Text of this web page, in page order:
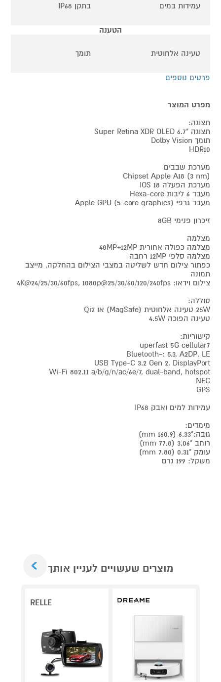
עמידות במים בתקן IP68
הטענה
טעינה אלחוטית תומך
פרטים נוספים
מפרט המוצר
תצוגה:
תצוגה "6.7 Super Retina XDR OLED
תומך Dolby Vision
HDR10
מערכת שבבים
Chipset Apple A18 (3 nm)
מערכת הפעלה IOS 18
מעבד 6 ליבות Hexa-core
מעבד גרפי Apple GPU (5-core graphics)
זיכרון פנימי 8GB
מצלמה
מצלמה כפולה אחורית 48MP+12MP
מצלמה סלפי 12MP רחבה
כפתור צילום חדש לשליטה במצבי הצילום בהחלקה, מייצב
תמונה
צילום וידאו: 4K@24/25/30/60fps, 1080p@25/30/60/120/240fps
סוללה:
25W טעינה אלחוטית (MagSafe) או Qi2
טעינה הפוכה 4.5W
קישוריות:
uperfast 5G cellular7
Bluetooth-: 5.3, A2DP, LE
USB Type-C 3.2 Gen 2, DisplayPort
Wi-Fi 802.11 a/b/g/n/ac/6e/7, dual-band, hotspot
NFC
GPS
עמידות למים ואבק IP68
מימדים:
גובה:"6.33 (160.9 mm)
רוחב "3.06 (77.8 mm)
עומק "0.31 (7.80 mm)
משקל: 199 גרם
מוצרים שעשויים לעניין אותך
RELLE